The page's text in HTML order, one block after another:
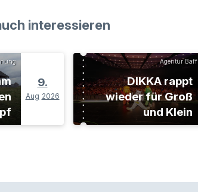
interessieren
9.
Aug 2026
Agentur Baff
DIKKA rappt
wieder für Groß
und Klein